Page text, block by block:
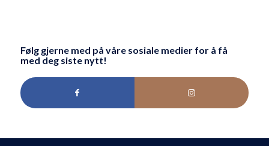
Følg gjerne med på våre sosiale medier for å få
med deg siste nytt!